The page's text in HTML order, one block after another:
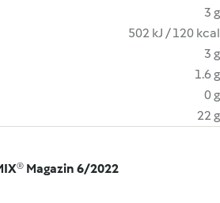
3 g
502 kJ / 120 kcal
3 g
1.6 g
0 g
22 g
Magazin 6/2022